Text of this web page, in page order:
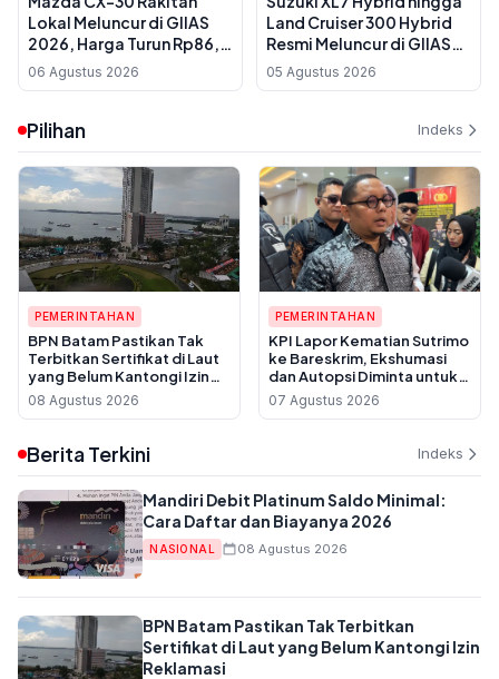
Lokal Meluncur di GIIAS
2026, Harga Turun Rp86,5
Juta
06 Agustus 2026
Land Cruiser 300 Hybrid
Resmi Meluncur di GIIAS
2026, Ini Daftar Harga dan
Teknologinya
05 Agustus 2026
Pilihan Indeks
PEMERINTAHAN
BPN Batam Pastikan Tak
Terbitkan Sertifikat di Laut
yang Belum Kantongi Izin
Reklamasi
08 Agustus 2026
PEMERINTAHAN
KPI Lapor Kematian Sutrimo
ke Bareskrim, Ekshumasi
dan Autopsi Diminta untuk
Usut Dugaan Pembunuhan
07 Agustus 2026
Berita Terkini Indeks
Mandiri Debit Platinum Saldo Minimal:
Cara Daftar dan Biayanya 2026
NASIONAL 08 Agustus 2026
BPN Batam Pastikan Tak Terbitkan
Sertifikat di Laut yang Belum Kantongi Izin
Reklamasi